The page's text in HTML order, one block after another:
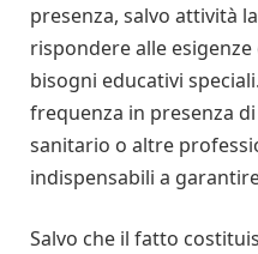
presenza, salvo attività
rispondere alle
bisogni educativi
frequenza in presenza
sanitario o altre
indispensabili a
Salvo che il fatto